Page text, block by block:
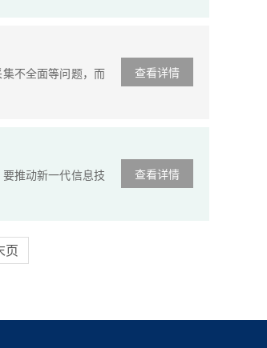
查看详情
不全面等问题，而
查看详情
推动新一代信息技
页